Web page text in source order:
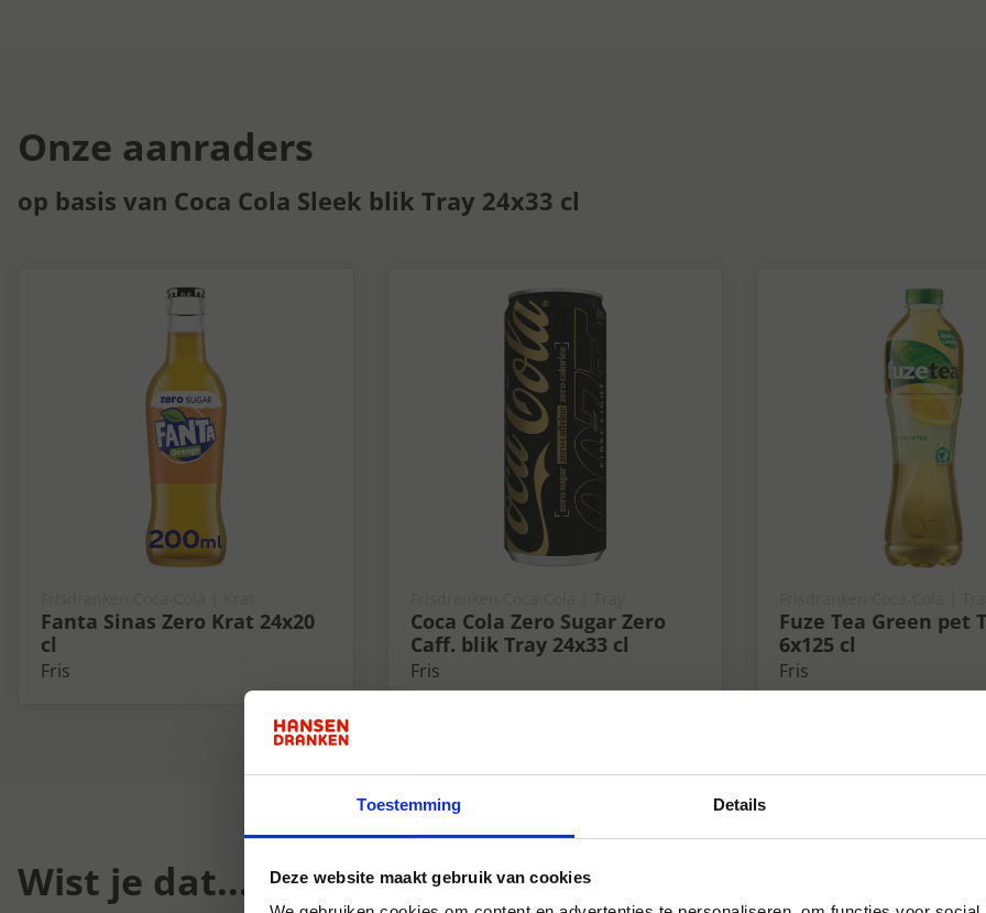
Toestemming Details
Deze website maakt gebruik van cookies
Onze aanraders
op basis van Coca Cola Sleek blik Tray 24x33 cl
Fanta Sinas Zero Krat 24x20
cl
Fris
Coca Cola Zero Sugar Zero
Caff. blik Tray 24x33 cl
Fris
Fuze Tea Green pet
6x125 cl
Fris
Wist je dat...